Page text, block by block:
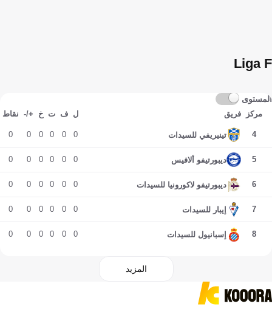
Liga F
المستوى
مركز فريق ل ف ت خ +/- نقاط
4 تينيريفي للسيدات 0
0
0
0
0
0
5 ديبورتيفو ألافيس 0
0
0
0
0
0
6 ديبورتيفو لاكورونيا للسيدات 0
0
0
0
0
0
7 إيبار للسيدات 0
0
0
0
0
0
8 إسبانيول للسيدات 0
0
0
0
0
0
المزيد